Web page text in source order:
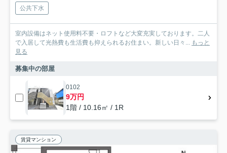
公共下水
室内設備はネット使用料不要・ロフトなど大変充実しております。二人
で入居して光熱費も生活費も抑えられるお住まい。新しい日々... もっと
見る
募集中の部屋
0102
9万円
1階 / 10.16㎡ / 1R
賃貸マンション